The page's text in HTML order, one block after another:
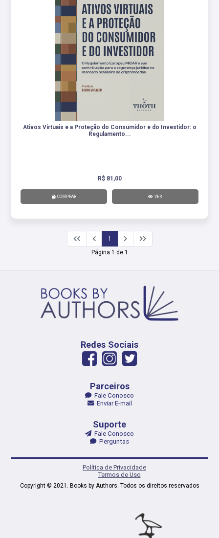
Ativos Virtuais e a Proteção do Consumidor e do Investidor: o
Regulamento...
R$ 81,00
COMPRAR VER
1
Página 1 de 1
Redes Sociais
Parceiros
Fale Conosco
Enviar E-mail
Suporte
Fale Conosco
Perguntas
Política de Privacidade
Termos de Uso
Copyright © 2021. Books by Authors. Todos os direitos reservados